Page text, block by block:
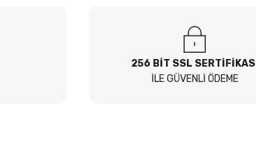
256 BİT SSL SERTİFİKASI
İLE GÜVENLİ ÖDEME